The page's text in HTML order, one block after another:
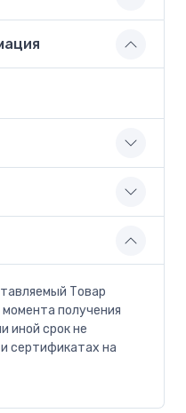
Товар
получения
иной срок не
сертификатах на